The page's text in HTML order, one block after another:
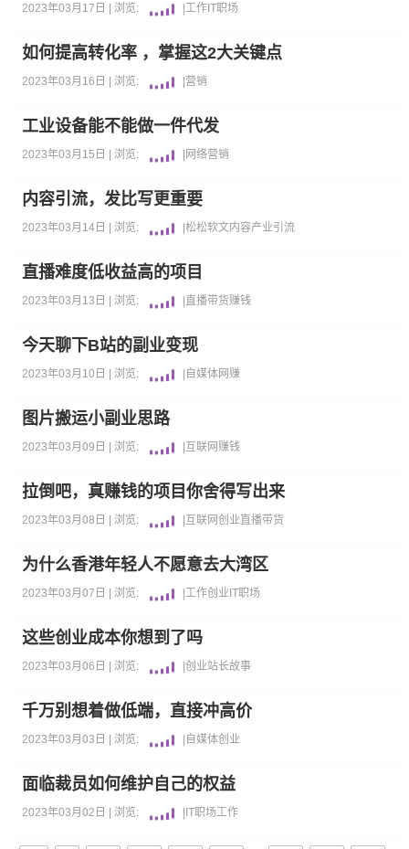
2023年03月17日 | 浏览: |工作 IT职场
如何提高转化率 ，掌握这2大关键点
2023年03月16日 | 浏览: 营销
工业设备能不能做一件代发
2023年03月15日 | 浏览: 网络营销
内容引流，发比写更重要
2023年03月14日 | 浏览: |松松软文内容产业引流
直播难度低收益高的项目
2023年03月13日 | 浏览: 直播带货赚钱
今天聊下B站的副业变现
2023年03月10日 | 浏览: 自媒体网赚
图片搬运小副业思路
2023年03月09日 | 浏览: 互联网 赚钱
拉倒吧，真赚钱的项目你舍得写出来
2023年03月08日 | 浏览: 互联网创业直播带货
为什么香港年轻人不愿意去大湾区
2023年03月07日 | 浏览: |工作创业 IT职场
这些创业成本你想到了吗
2023年03月06日 | 浏览: |创业站长故事
千万别想着做低端，直接冲高价
2023年03月03日 | 浏览: 自媒体创业
面临裁员如何维护自己的权益
2023年03月02日 | 浏览: IT职场工作